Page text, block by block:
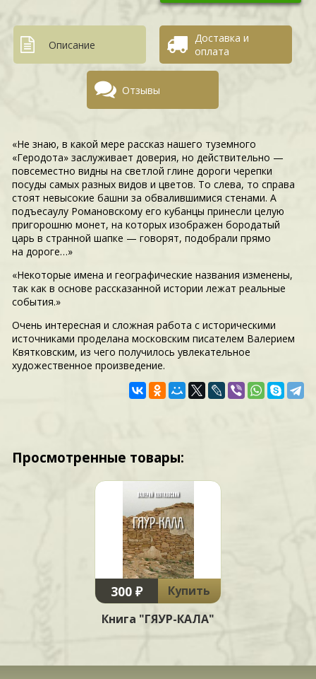
Описание
Доставка и
оплата
Отзывы
«Не знаю, в какой мере рассказ нашего туземного
«Геродота» заслуживает доверия, но действительно —
повсеместно видны на светлой глине дороги черепки
посуды самых разных видов и цветов. То слева, то справа
стоят невысокие башни за обвалившимися стенами. А
подъесаулу Романовскому его кубанцы принесли целую
пригорошню монет, на которых изображен бородатый
царь в странной шапке — говорят, подобрали прямо
на дороге…»
«Некоторые имена и географические названия изменены,
так как в основе рассказанной истории лежат реальные
события.»
Очень интересная и сложная работа с историческими
источниками проделана московским писателем Валерием
Квятковским, из чего получилось увлекательное
художественное произведение.
Просмотренные товары:
300 ₽
Купить
Книга "ГЯУР-КАЛА"